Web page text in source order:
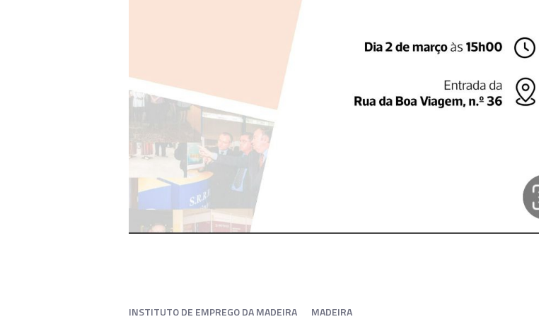
INSTITUTO DE EMPREGO DA MADEIRA MADEIRA